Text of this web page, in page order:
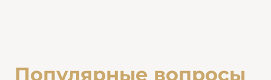
Популярные вопросы